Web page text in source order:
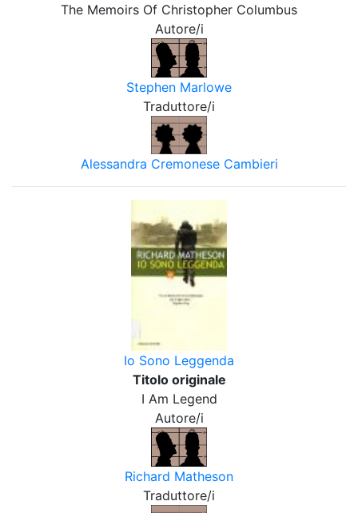
The Memoirs Of Christopher Columbus
Autore/i
Stephen Marlowe
Traduttore/i
Alessandra Cremonese Cambieri
Io Sono Leggenda
Titolo originale
I Am Legend
Autore/i
Richard Matheson
Traduttore/i